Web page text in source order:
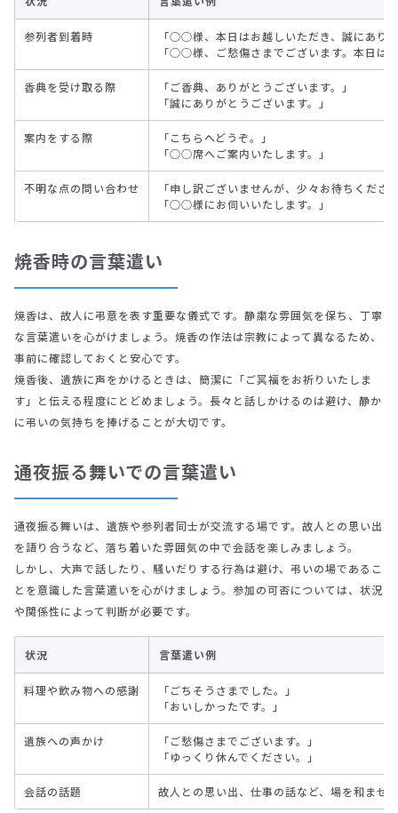
参列者到着時
「○○様、本日はお越しいただき、誠にあり
「○○様、ご愁傷さまでございます。本日は
香典を受け取る際
「ご香典、ありがとうございます。」
「誠にありがとうございます。」
案内をする際
「こちらへどうぞ。」
「○○席へご案内いたします。」
不明な点の問い合わせ
「申し訳ございませんが、少々お待ちくださ
「○○様にお伺いいたします。」
焼香時の言葉遣い
焼香は、故人に弔意を表す重要な儀式です。静粛な雰囲気を保ち、丁寧
な言葉遣いを心がけましょう。焼香の作法は宗教によって異なるため、
事前に確認しておくと安心です。
焼香後、遺族に声をかけるときは、簡潔に「ご冥福をお祈りいたしま
す」と伝える程度にとどめましょう。長々と話しかけるのは避け、静か
に弔いの気持ちを捧げることが大切です。
通夜振る舞いでの言葉遣い
通夜振る舞いは、遺族や参列者同士が交流する場です。故人との思い出
を語り合うなど、落ち着いた雰囲気の中で会話を楽しみましょう。
しかし、大声で話したり、騒いだりする行為は避け、弔いの場であるこ
とを意識した言葉遣いを心がけましょう。参加の可否については、状況
や関係性によって判断が必要です。
状況 言葉遣い例
料理や飲み物への感謝
「ごちそうさまでした。」
「おいしかったです。」
遺族への声かけ
「ご愁傷さまでございます。」
「ゆっくり休んでください。」
会話の話題 故人との思い出、仕事の話など、場を和ませ